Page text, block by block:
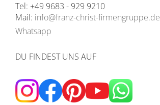
Tel: +49 9683 - 929 9210
Mail: info@franz-christ-firmengruppe.de
Whatsapp
DU FINDEST UNS AUF